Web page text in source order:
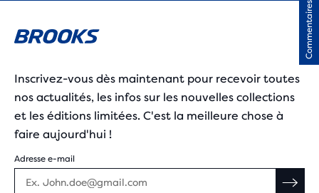
Inscrivez-vous dès maintenant pour recevoir toutes
nos actualités, les infos sur les nouvelles collections
et les éditions limitées. C'est la meilleure chose à
faire aujourd'hui !
Adresse e-mail
Commentaires